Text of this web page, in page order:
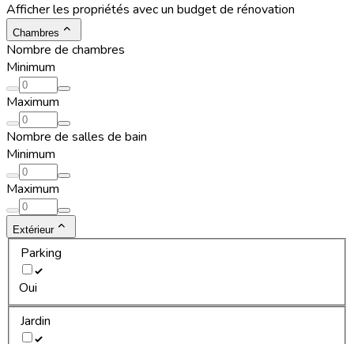
Afficher les propriétés avec un budget de rénovation
Chambres
Nombre de chambres
Minimum
Maximum
Nombre de salles de bain
Minimum
Maximum
Extérieur
Parking
Oui
Jardin